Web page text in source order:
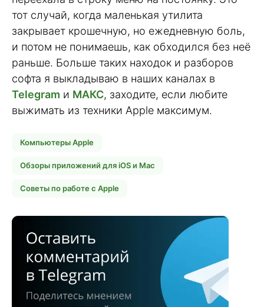
тот случай, когда маленькая утилита
закрывает крошечную, но ежедневную боль,
и потом не понимаешь, как обходился без неё
раньше. Больше таких находок и разборов
софта я выкладываю в наших каналах в
Telegram и МАКС, заходите, если любите
выжимать из техники Apple максимум.
Компьютеры Apple
Обзоры приложений для iOS и Mac
Советы по работе с Apple